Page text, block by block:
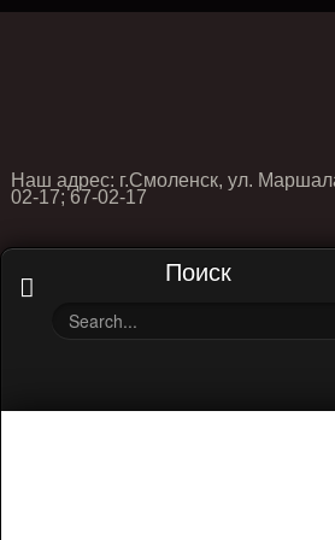
Наш адрес: г.Смоленск, ул.
02-17; 67-02-17
Поиск